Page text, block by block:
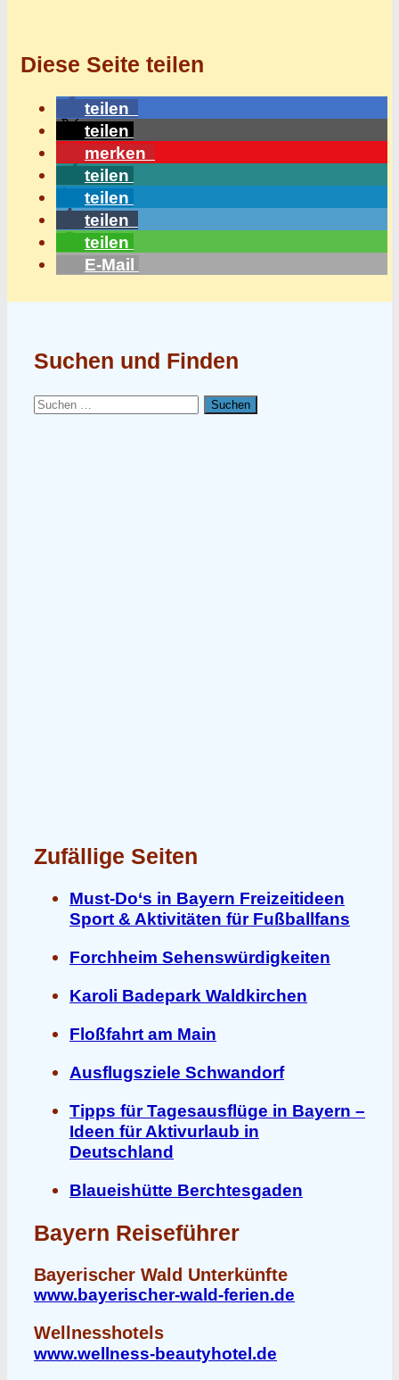
Diese Seite teilen
teilen
teilen
merken
teilen
teilen
teilen
teilen
E-Mail
Suchen und Finden
Suchen
nach:
Zufällige Seiten
Must-Do‘s in Bayern Freizeitideen
Sport & Aktivitäten für Fußballfans
Forchheim Sehenswürdigkeiten
Karoli Badepark Waldkirchen
Floßfahrt am Main
Ausflugsziele Schwandorf
Tipps für Tagesausflüge in Bayern –
Ideen für Aktivurlaub in
Deutschland
Blaueishütte Berchtesgaden
Bayern Reiseführer
Bayerischer Wald Unterkünfte
www.bayerischer-wald-ferien.de
Wellnesshotels
www.wellness-beautyhotel.de